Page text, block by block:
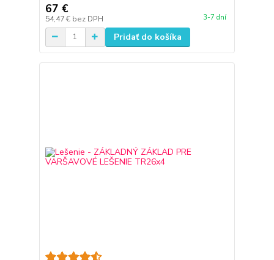
67 €
54,47 € bez DPH 3-7 dní
Pridať do košíka